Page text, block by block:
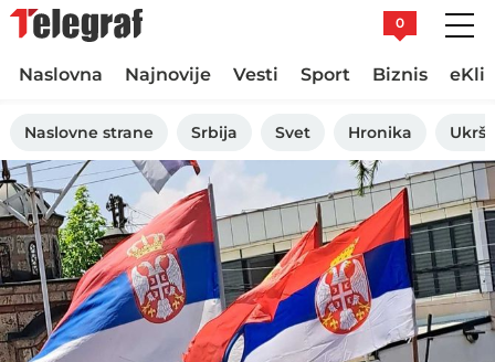
0
Naslovna Najnovije Vesti Sport Biznis
Naslovne strane Srbija Svet Hronika